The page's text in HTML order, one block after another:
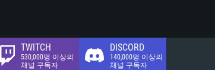
TWITCH
530,000명 이상의
채널 구독자
DISCORD
140,000명 이상의
채널 구독자